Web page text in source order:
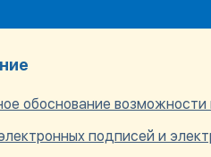
обоснование
подписей и